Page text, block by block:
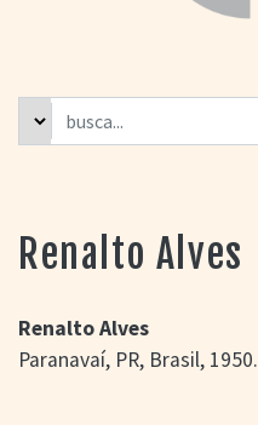
> GRADE SEMANAL
> PREÇOS E
DESCONTOS
PORTAL DO
CINEMA GAÚCHO
> BUSCA AVANÇADA
> LISTA DE FILMES
Renalto Alves
Renalto Alves
Paranavaí, PR, Brasil, 1950.